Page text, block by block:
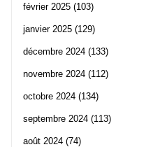
février 2025 (103)
janvier 2025 (129)
décembre 2024 (133)
novembre 2024 (112)
octobre 2024 (134)
septembre 2024 (113)
août 2024 (74)